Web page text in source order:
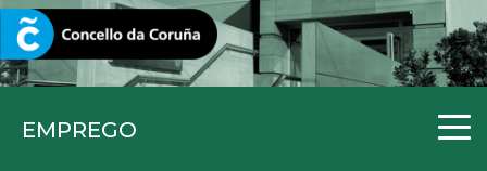
EMPREGO
CORUNA.GAL